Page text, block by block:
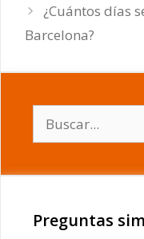
¿Cuántos días
Barcelona?
Preguntas